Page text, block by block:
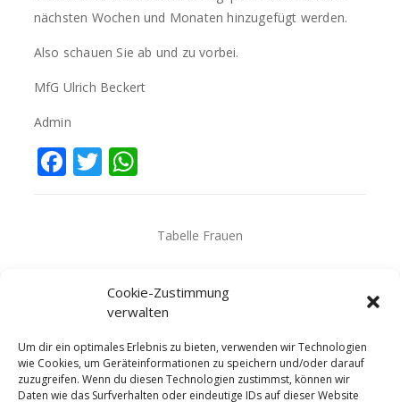
Cookie-Zustimmung
verwalten
Um dir ein optimales Erlebnis zu bieten, verwenden wir Technologien
wie Cookies, um Geräteinformationen zu speichern und/oder darauf
zuzugreifen. Wenn du diesen Technologien zustimmst, können wir
Daten wie das Surfverhalten oder eindeutige IDs auf dieser Website
nächsten Wochen und Monaten hinzugefügt werden.
Also schauen Sie ab und zu vorbei.
MfG Ulrich Beckert
Admin
Facebook
Twitter
WhatsApp
Tabelle Frauen